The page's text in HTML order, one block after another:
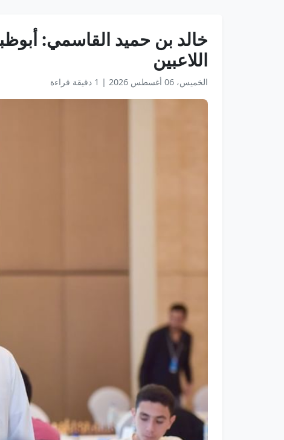
خالد بن حميد القاسمي:
اللاعبين
الخميس، 06 أغسطس 2026 | 1 دقيقة قراءة